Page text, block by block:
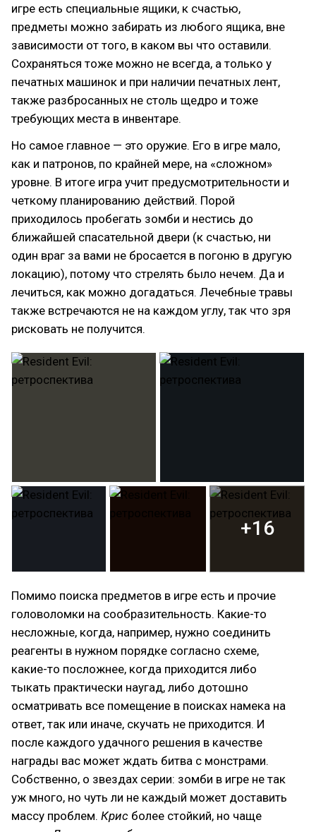
игре есть специальные ящики, к счастью,
предметы можно забирать из любого ящика, вне
зависимости от того, в каком вы что оставили.
Сохраняться тоже можно не всегда, а только у
печатных машинок и при наличии печатных лент,
также разбросанных не столь щедро и тоже
требующих места в инвентаре.
Но самое главное — это оружие. Его в игре мало,
как и патронов, по крайней мере, на «сложном»
уровне. В итоге игра учит предусмотрительности и
четкому планированию действий. Порой
приходилось пробегать зомби и нестись до
ближайшей спасательной двери (к счастью, ни
один враг за вами не бросается в погоню в другую
локацию), потому что стрелять было нечем. Да и
лечиться, как можно догадаться. Лечебные травы
также встречаются не на каждом углу, так что зря
рисковать не получится.
+16
Помимо поиска предметов в игре есть и прочие
головоломки на сообразительность. Какие-то
несложные, когда, например, нужно соединить
реагенты в нужном порядке согласно схеме,
какие-то посложнее, когда приходится либо
тыкать практически наугад, либо дотошно
осматривать все помещение в поисках намека на
ответ, так или иначе, скучать не приходится. И
после каждого удачного решения в качестве
награды вас может ждать битва с монстрами.
Собственно, о звездах серии: зомби в игре не так
уж много, но чуть ли не каждый может доставить
массу проблем. Крис более стойкий, но чаще